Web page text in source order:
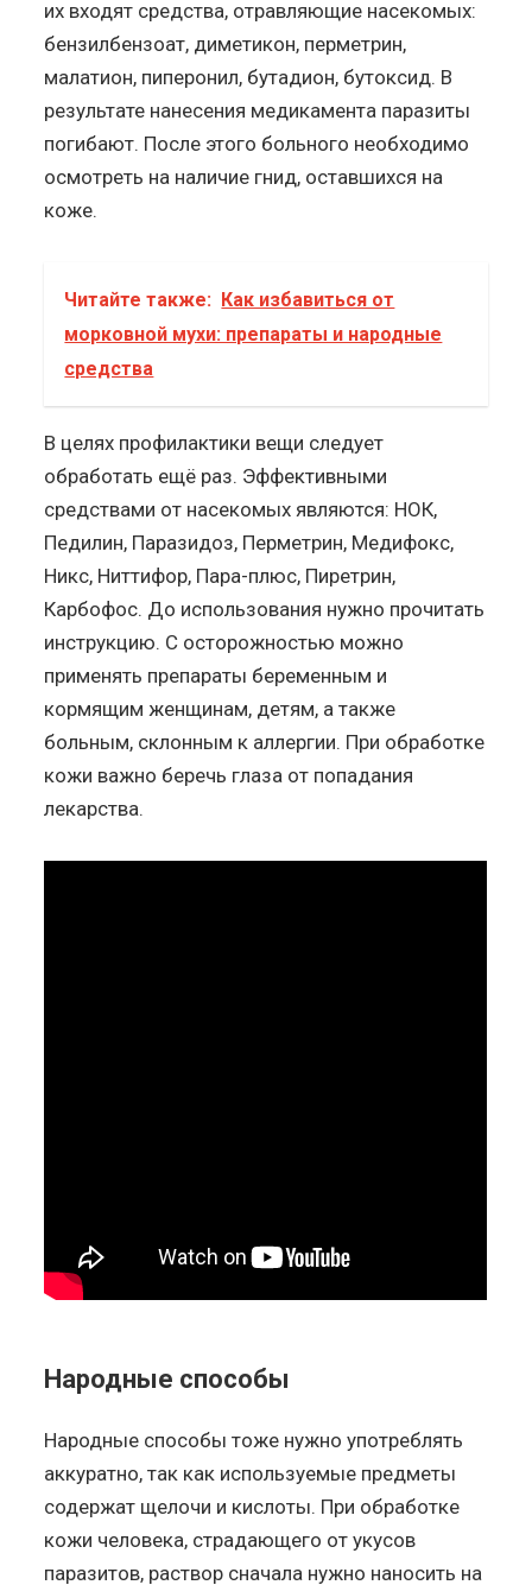
их входят средства, отравляющие насекомых:
бензилбензоат, диметикон, перметрин,
малатион, пиперонил, бутадион, бутоксид. В
результате нанесения медикамента паразиты
погибают. После этого больного необходимо
осмотреть на наличие гнид, оставшихся на
коже.
Читайте также: Как избавиться от
морковной мухи: препараты и народные
средства
В целях профилактики вещи следует
обработать ещё раз. Эффективными
средствами от насекомых являются: НОК,
Педилин, Паразидоз, Перметрин, Медифокс,
Никс, Ниттифор, Пара-плюс, Пиретрин,
Карбофос. До использования нужно прочитать
инструкцию. С осторожностью можно
применять препараты беременным и
кормящим женщинам, детям, а также
больным, склонным к аллергии. При обработке
кожи важно беречь глаза от попадания
лекарства.
Народные способы
Народные способы тоже нужно употреблять
аккуратно, так как используемые предметы
содержат щелочи и кислоты. При обработке
кожи человека, страдающего от укусов
паразитов, раствор сначала нужно наносить на